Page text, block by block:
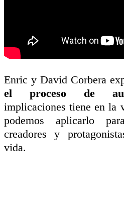
Enric y David Corbera
el proceso de
implicaciones tiene en la
podemos aplicarlo
creadores y
vida.